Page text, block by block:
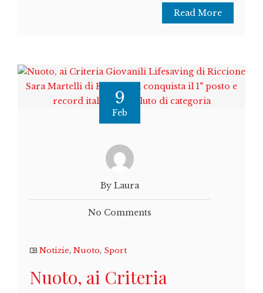
Read More
9
Feb
By Laura
No Comments
Notizie, Nuoto, Sport
Nuoto, ai Criteria